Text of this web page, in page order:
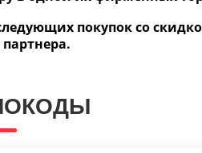
покупок со